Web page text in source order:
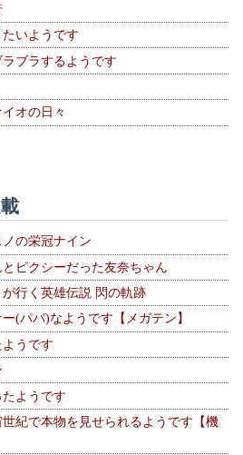
たいようです
ブラするようです
オの日々
の栄冠ナイン
ピクシーだった友奈ちゃん
が行く英雄伝説 閃の軌跡
(パパ)なようです【メガテン】
ようです
ようです
世紀で本物を見せられるようです【機